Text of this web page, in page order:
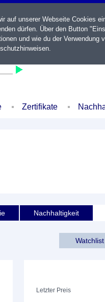
Zertifikate
Nachhaltigkeit
Watchlist
Letzter Preis
auf unserer Webseite Cookies
dürfen. Über den Button
und wie du der Verwendung
.